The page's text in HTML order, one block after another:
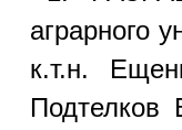
аграрного
к.т.н.
Подтелков